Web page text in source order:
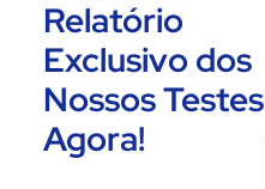
Relatório
Exclusivo dos
Nossos Testes
Agora!